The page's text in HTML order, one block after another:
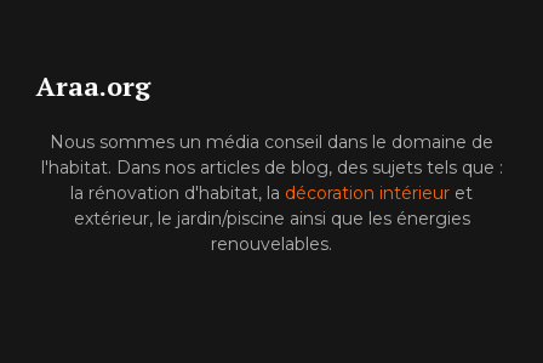
Araa.org
Nous sommes un média conseil dans le domaine de
l'habitat. Dans nos articles de blog, des sujets tels que :
la rénovation d'habitat, la décoration intérieur et
extérieur, le jardin/piscine ainsi que les énergies
renouvelables.